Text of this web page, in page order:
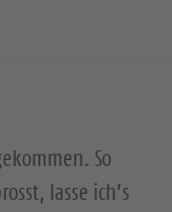
So
lasse ich’s